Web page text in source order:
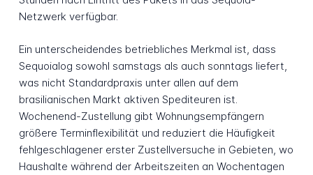
Netzwerk verfügbar.
Ein unterscheidendes betriebliches Merkmal ist, dass
Sequoialog sowohl samstags als auch sonntags liefert,
was nicht Standardpraxis unter allen auf dem
brasilianischen Markt aktiven Spediteuren ist.
Wochenend-Zustellung gibt Wohnungsempfängern
größere Terminflexibilität und reduziert die Häufigkeit
fehlgeschlagener erster Zustellversuche in Gebieten, wo
Haushalte während der Arbeitszeiten an Wochentagen